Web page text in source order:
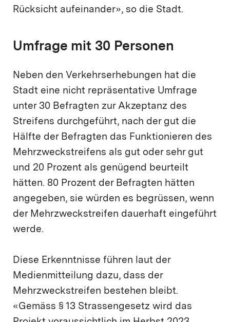
Rücksicht aufeinander», so die Stadt.
Umfrage mit 30 Personen
Neben den Verkehrserhebungen hat die
Stadt eine nicht repräsentative Umfrage
unter 30 Befragten zur Akzeptanz des
Streifens durchgeführt, nach der gut die
Hälfte der Befragten das Funktionieren des
Mehrzweckstreifens als gut oder sehr gut
und 20 Prozent als genügend beurteilt
hätten. 80 Prozent der Befragten hätten
angegeben, sie würden es begrüssen, wenn
der Mehrzweckstreifen dauerhaft eingeführt
werde.
Diese Erkenntnisse führen laut der
Medienmitteilung dazu, dass der
Mehrzweckstreifen bestehen bleibt.
«Gemäss § 13 Strassengesetz wird das